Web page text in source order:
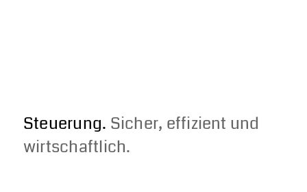
Steuerung. Sicher, effizient und
wirtschaftlich.